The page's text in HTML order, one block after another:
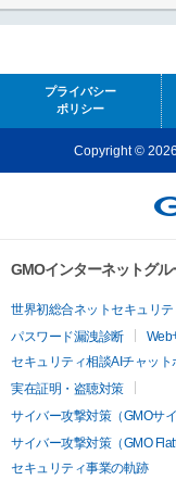
プライバシー
ポリシー
Copyright ©
GMOインターネットグ
世界初総合ネットセキュリテ
パスワード漏洩診断
Web
セキュリティ相談AIチャット
実在証明・盗聴対策
サイバー攻撃対策（GMOサ
サイバー攻撃対策（GMO Flatt
セキュリティ事業の軌跡